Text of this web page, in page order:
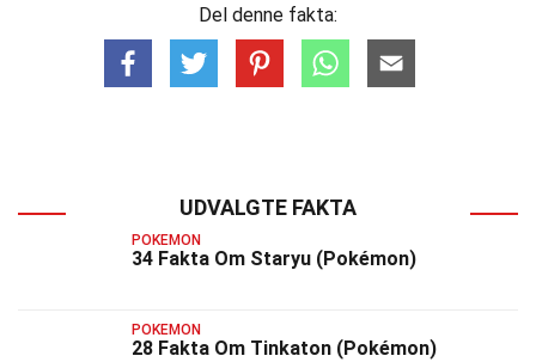
Del denne fakta:
UDVALGTE FAKTA
POKEMON
34 Fakta Om Staryu (Pokémon)
POKEMON
28 Fakta Om Tinkaton (Pokémon)